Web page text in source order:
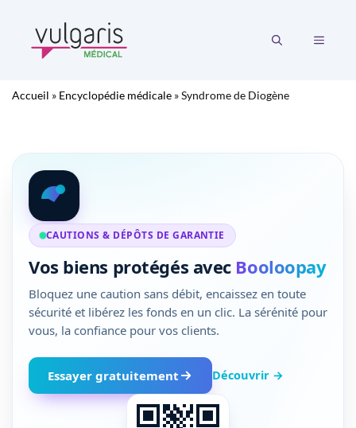
contenu
MENU
Accueil » Encyclopédie médicale »Syndrome de Diogène
CAUTIONS & DÉPÔTS DE GARANTIE
Vos biens protégés avec Booloopay
Bloquez une caution sans débit, encaissez en toute
sécurité et libérez les fonds en un clic. La sérénité pour
vous, la confiance pour vos clients.
Essayer gratuitement Découvrir →